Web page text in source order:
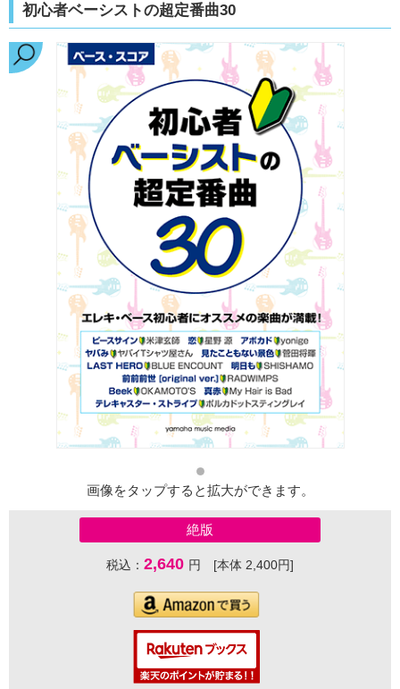
初心者ベーシストの超定番曲30
画像をタップすると拡大ができます。
絶版
税込： 2,640 円 [本体 2,400円]